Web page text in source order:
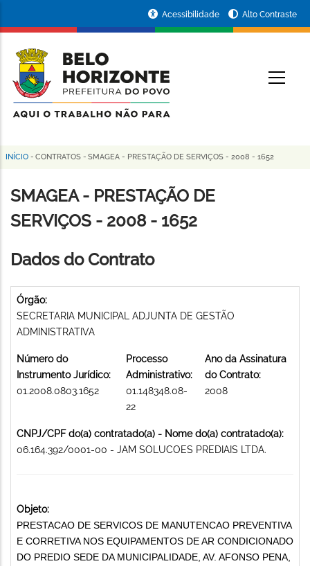
conteúdo
principal
da
Prefeitura
de
Horizonte
Acessibilidade Alto Contraste
Trilha
de
navegação
INÍCIO - CONTRATOS - SMAGEA - PRESTAÇÃO DE SERVIÇOS - 2008 - 1652
SMAGEA - PRESTAÇÃO DE
SERVIÇOS - 2008 - 1652
Dados do Contrato
Órgão:
SECRETARIA MUNICIPAL ADJUNTA DE GESTÃO
ADMINISTRATIVA
Número do
Instrumento Jurídico:
01.2008.0803.1652
Processo
Administrativo:
01.148348.08-
22
Ano da Assinatura
do Contrato:
2008
CNPJ/CPF do(a) contratado(a) - Nome do(a) contratado(a):
06.164.392/0001-00 - JAM SOLUCOES PREDIAIS LTDA.
Objeto:
PRESTACAO DE SERVICOS DE MANUTENCAO PREVENTIVA
E CORRETIVA NOS EQUIPAMENTOS DE AR CONDICIONADO
DO PREDIO SEDE DA MUNICIPALIDADE, AV. AFONSO PENA,